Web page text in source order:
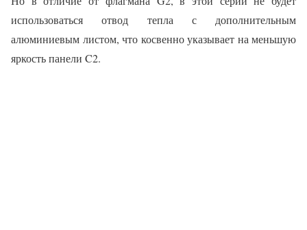
использоваться отвод тепла с дополнительным
алюминиевым листом, что косвенно указывает на меньшую
яркость панели C2.